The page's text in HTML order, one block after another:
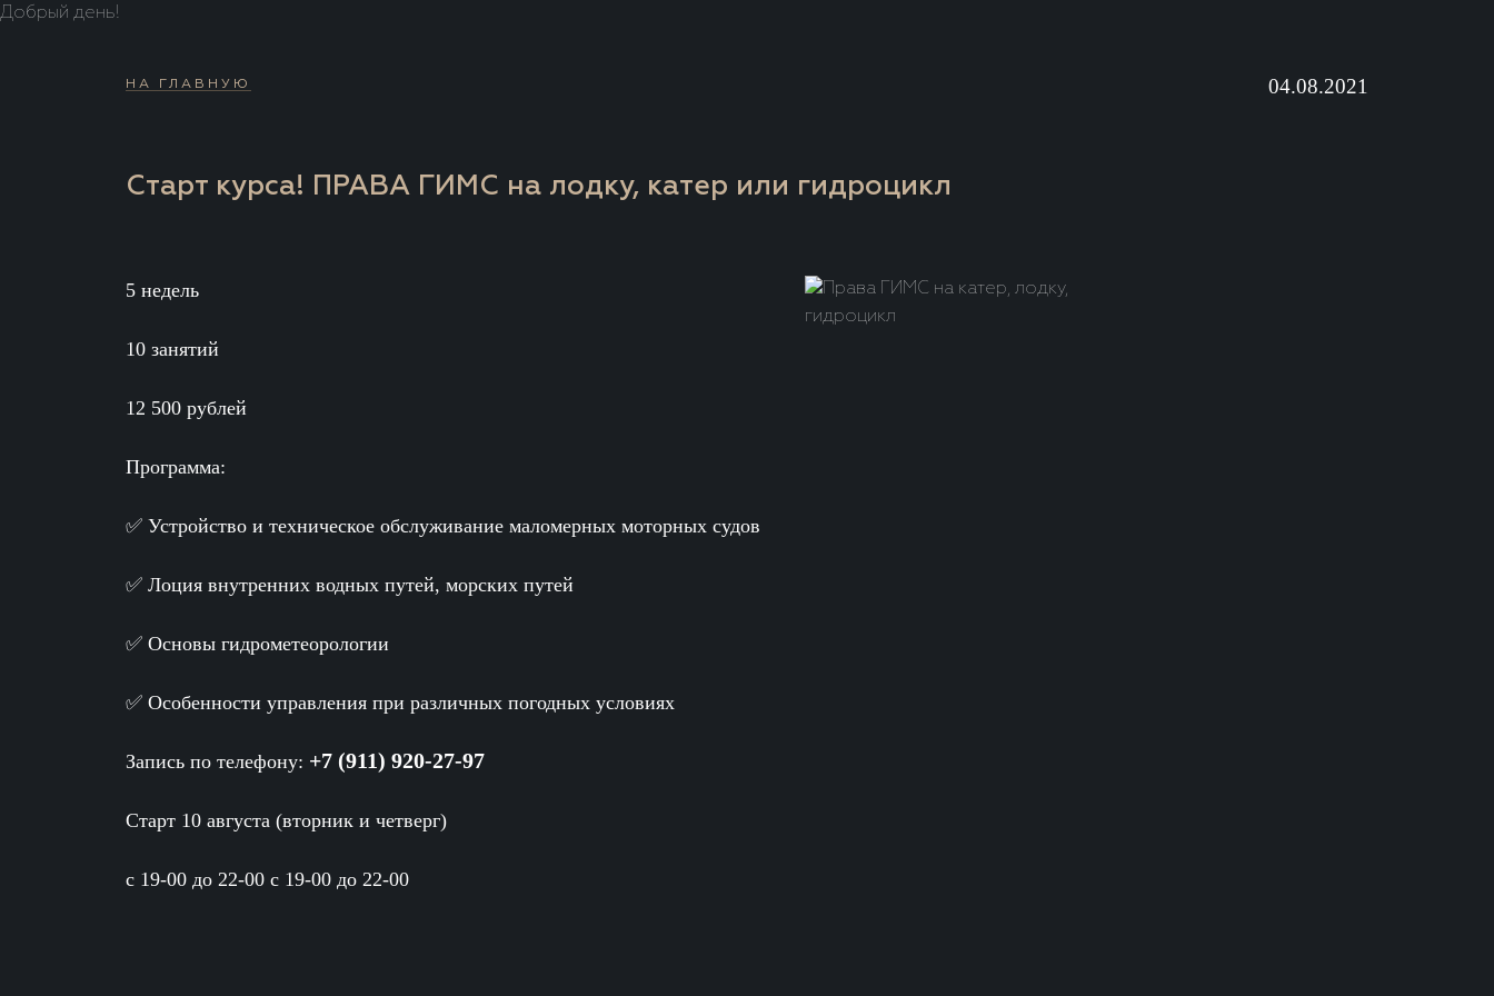
Добрый день!
НА ГЛАВНУЮ 04.08.2021
Старт курса! ПРАВА ГИМС на лодку, катер или гидроцикл
5 недель
10 занятий
12 500 рублей
Программа:
✅ Устройство и техническое обслуживание маломерных моторных судов
✅ Лоция внутренних водных путей, морских путей
✅ Основы гидрометеорологии
✅ Особенности управления при различных погодных условиях
Запись по телефону: +7 (911) 920-27-97
Старт 10 августа (вторник и четверг)
с 19-00 до 22-00 с 19-00 до 22-00